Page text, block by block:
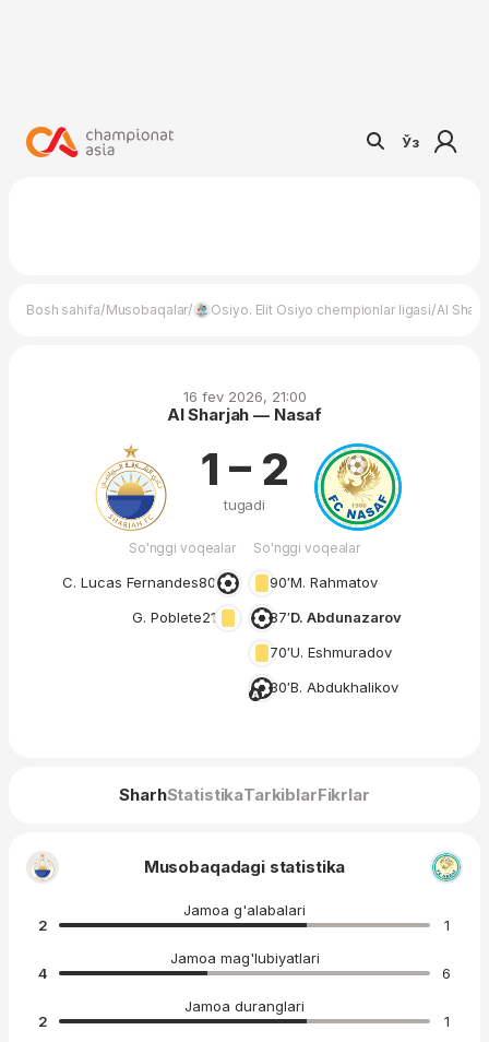
Ўз
Bosh sahifa/Musobaqalar/ Osiyo. Elit Osiyo chempionlar ligasi/Al
16 fev 2026, 21:00
Al Sharjah — Nasaf
So'nggi voqealar
C. Lucas Fernandes80′
G. Poblete21′
1 – 2
tugadi
So'nggi voqealar
90′M. Rahmatov
87′D. Abdunazarov
70′U. Eshmuradov
30′B. Abdukhalikov
SharhStatistikaTarkiblarFikrlar
Musobaqadagi statistika
Jamoa g'alabalari
2
1
Jamoa mag'lubiyatlari
4
6
Jamoa duranglari
2
1